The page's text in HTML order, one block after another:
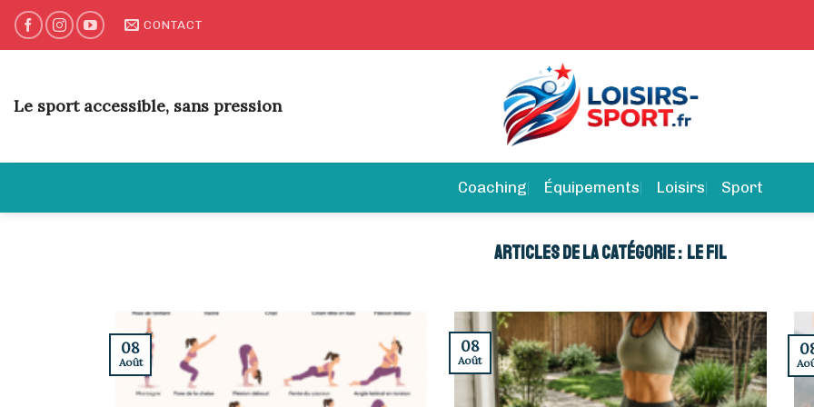
Skip
CONTACT
Le sport accessible, sans pression
Coaching Équipements Loisirs Sport
LE FIL
08
Août
08
Août